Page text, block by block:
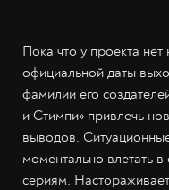
Пока что у проекта
официальной даты
фамилии его
и Стимпи» привлечь
выводов.
моментально влетать
сериям.